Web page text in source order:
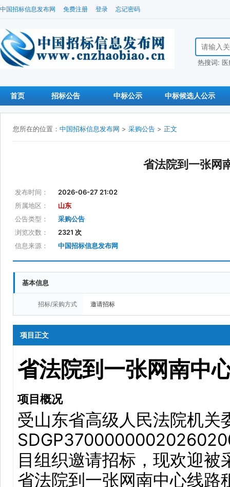
中国招标信息发布网 免费注册 登录 忘记密码
搜索招标信
热搜词:
首页 招标公告 中标公示 中标候选人公示
您所在的位置： 中国招标信息发布网 > 采购公告 > 正文
省法院到一张网
发布时间：
2026-06-27 21:02
所属地区：
山东
公告类型：
采购公告
浏览次数：
2321 次
信息来源：
中国招标信息发布网
基本信息
招标/采购方式 邀请招标
项目正文